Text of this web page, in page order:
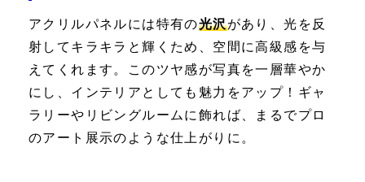
アクリルパネルには特有の光沢があり、光を反
射してキラキラと輝くため、空間に高級感を与
えてくれます。このツヤ感が写真を一層華やか
にし、インテリアとしても魅力をアップ！ギャ
ラリーやリビングルームに飾れば、まるでプロ
のアート展示のような仕上がりに。